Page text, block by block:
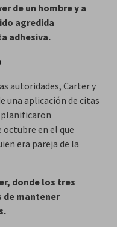
de un hombre y a
agredida
adhesiva.
autoridades, Carter y
una aplicación de citas
planificaron
octubre en el que
era pareja de la
donde los tres
de mantener